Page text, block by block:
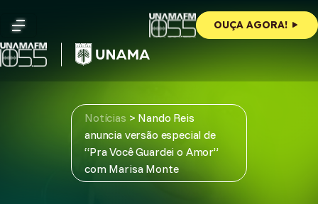
content
OUÇA AGORA!
Notícias > Nando Reis
anuncia versão especial de
“Pra Você Guardei o Amor”
com Marisa Monte